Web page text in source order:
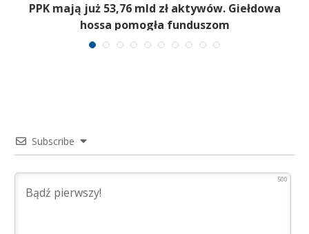
PPK mają już 53,76 mld zł aktywów. Giełdowa
hossa pomogła funduszom
Subscribe
500